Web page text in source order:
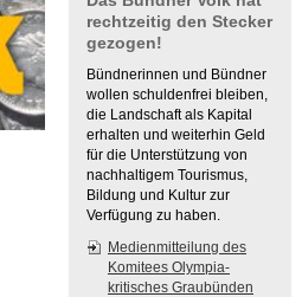
rechtzeitig den Stecker
gezogen!
Bündnerinnen und Bündner
wollen schuldenfrei bleiben,
die Landschaft als Kapital
erhalten und weiterhin Geld
für die Unterstützung von
nachhaltigem Tourismus,
Bildung und Kultur zur
Verfügung zu haben.
Medienmitteilung des
Komitees Olympia-
kritisches Graubünden